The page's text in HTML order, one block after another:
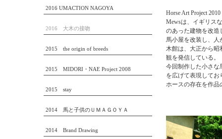
Horse Art Project 2010
Mewsは、イギリス
のあった建物を改造
馬小屋を改装し、人
木館は、大正から昭
観を発信している。
今回制作した小さな
を広げて表現して
ホースの存在を作品
2016 UMACTION NAGOYA
2016 大木の接吻
2015 the origin of breeds
2015 MIDORI・NAE Project 2008
2015 stay
2014 馬と子供のＵＭＡＧＯＹＡ
2014 Brand Drawing